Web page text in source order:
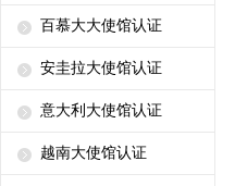
百慕大大使馆认证
安圭拉大使馆认证
意大利大使馆认证
越南大使馆认证